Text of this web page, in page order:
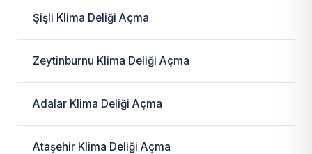
Şişli Klima Deliği Açma
Zeytinburnu Klima Deliği Açma
Adalar Klima Deliği Açma
Ataşehir Klima Deliği Açma